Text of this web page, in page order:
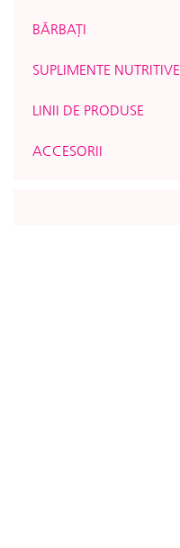
BĂRBAȚI
SUPLIMENTE NUTRITIVE
LINII DE PRODUSE
ACCESORII